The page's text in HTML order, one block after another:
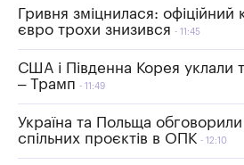
Гривня зміцнилася: офіційний
євро трохи знизився
11:45
США і Південна Корея уклали
– Трамп
11:49
Україна та Польща
спільних проєктів в ОПК
12:10